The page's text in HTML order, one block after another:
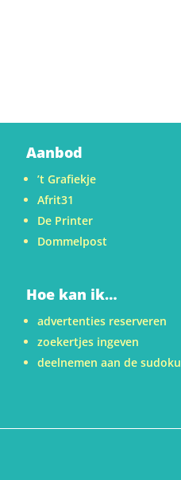
Aanbod
’t Grafiekje
Afrit31
De Printer
Dommelpost
Hoe kan ik…
advertenties reserveren
zoekertjes ingeven
deelnemen aan de sudoku